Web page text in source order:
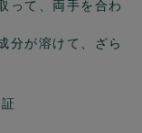
って、両手を合わ
分が溶けて、ざら